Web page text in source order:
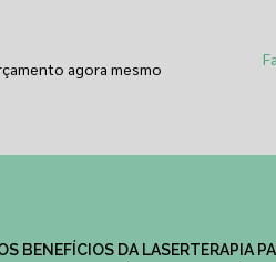
agora mesmo
OS BENEFÍCIOS DA LASERTERAPIA